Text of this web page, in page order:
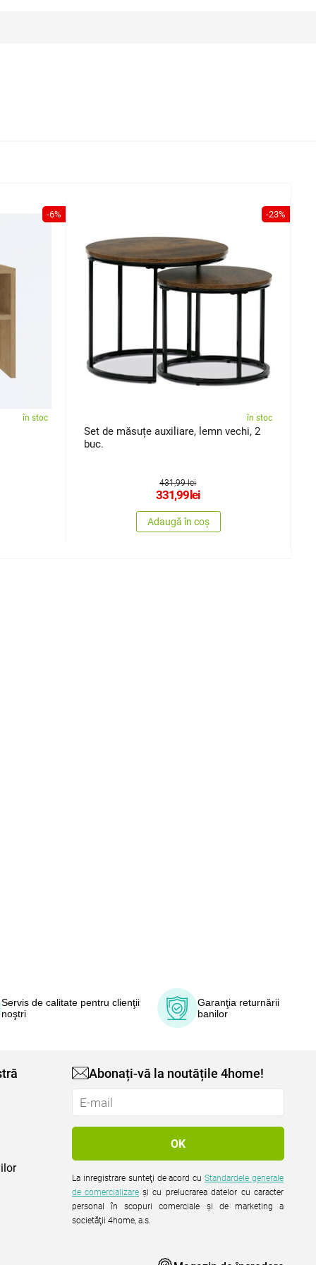
-6%
în stoc
-23%
în stoc
Set de măsuțe auxiliare, lemn vechi, 2
buc.
431,99 lei
331,99lei
Adaugă în coș
Servis de calitate pentru clienţii
noştri
Garanţia returnării
banilor
Abonați-vă la noutățile 4home!
La inregistrare sunteţi de acord cuStandardele generale
de comercializare şi cu prelucrarea datelor cu caracter
personal în scopuri comerciale şi de marketing a
societăţii 4home, a.s.